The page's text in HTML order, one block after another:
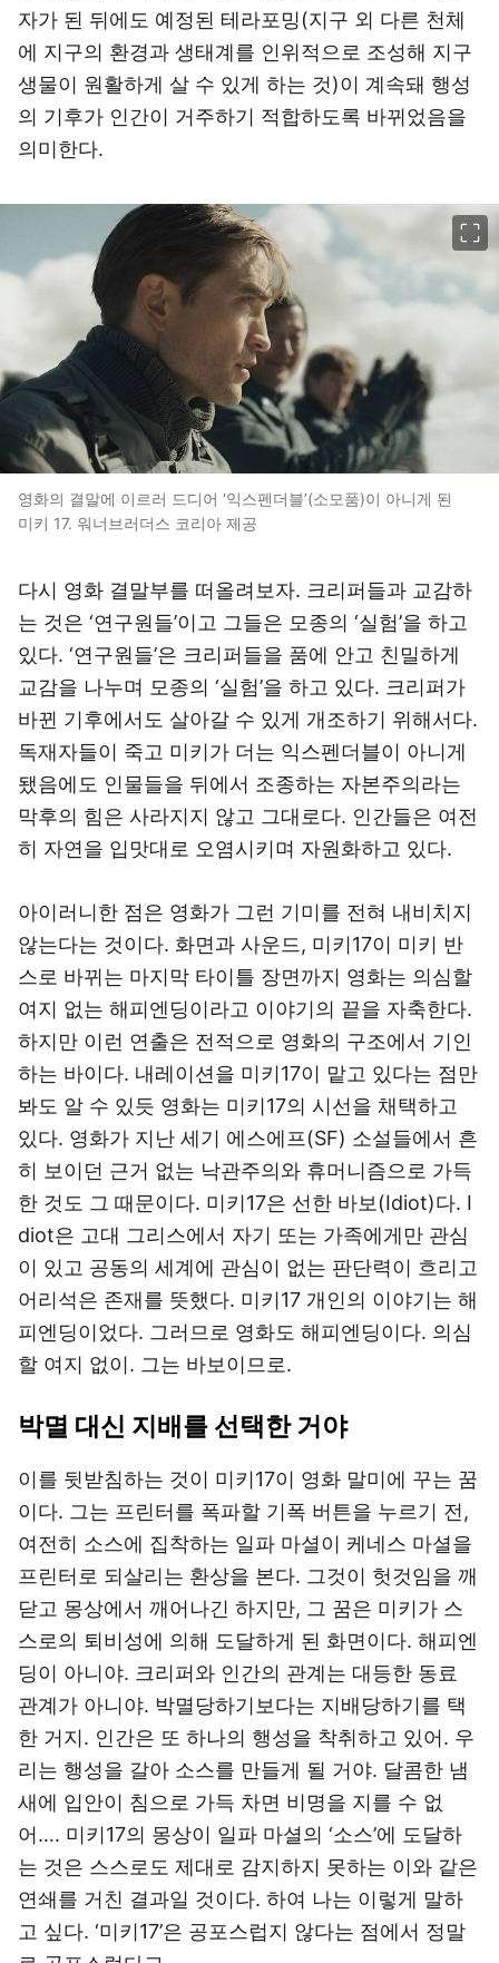
자가 된 뒤에도 예정된 테라포밍(지구 외 다른 천체
에 지구의 환경과 생태계를 인위적으로 조성해 지구
생물이 원활하게 살 수 있게 하는 것)이 계속돼 행성
의 기후가 인간이 거주하기 적합하도록 바뀌었음을
의미한다.
영화의 결말에 이르러 드디어 ‘익스펜더블’(소모품)이 아니게 된
미키 17. 워너브러더스 코리아 제공
다시 영화 결말부를 떠올려보자. 크리퍼들과 교감하
는 것은 ‘연구원들’이고 그들은 모종의 ‘실험’을 하고
있다. ‘연구원들’은 크리퍼들을 품에 안고 친밀하게
교감을 나누며 모종의 ‘실험’을 하고 있다. 크리퍼가
바뀐 기후에서도 살아갈 수 있게 개조하기 위해서다.
독재자들이 죽고 미키가 더는 익스펜더블이 아니게
됐음에도 인물들을 뒤에서 조종하는 자본주의라는
막후의 힘은 사라지지 않고 그대로다. 인간들은 여전
히 자연을 입맛대로 오염시키며 자원화하고 있다.
아이러니한 점은 영화가 그런 기미를 전혀 내비치지
않는다는 것이다. 화면과 사운드, 미키17이 미키 반
스로 바뀌는 마지막 타이틀 장면까지 영화는 의심할
여지 없는 해피엔딩이라고 이야기의 끝을 자축한다.
하지만 이런 연출은 전적으로 영화의 구조에서 기인
하는 바이다. 내레이션을 미키17이 맡고 있다는 점만
봐도 알 수 있듯 영화는 미키17의 시선을 채택하고
있다. 영화가 지난 세기 에스에프(SF) 소설들에서 흔
히 보이던 근거 없는 낙관주의와 휴머니즘으로 가득
한 것도 그 때문이다. 미키17은 선한 바보(Idiot)다. I
diot은 고대 그리스에서 자기 또는 가족에게만 관심
이 있고 공동의 세계에 관심이 없는 판단력이 흐리고
어리석은 존재를 뜻했다. 미키17 개인의 이야기는 해
피엔딩이었다. 그러므로 영화도 해피엔딩이다. 의심
할 여지 없이. 그는 바보이므로.
박멸 대신 지배를 선택한 거야
이를 뒷받침하는 것이 미키17이 영화 말미에 꾸는 꿈
이다. 그는 프린터를 폭파할 기폭 버튼을 누르기 전,
여전히 소스에 집착하는 일파 마셜이 케네스 마셜을
프린터로 되살리는 환상을 본다. 그것이 헛것임을 깨
닫고 몽상에서 깨어나긴 하지만, 그 꿈은 미키가 스
스로의 퇴비성에 의해 도달하게 된 화면이다. 해피엔
딩이 아니야. 크리퍼와 인간의 관계는 대등한 동료
관계가 아니야. 박멸당하기보다는 지배당하기를 택
한 거지. 인간은 또 하나의 행성을 착취하고 있어. 우
리는 행성을 갈아 소스를 만들게 될 거야. 달콤한 냄
새에 입안이 침으로 가득 차면 비명을 지를 수 없
어…. 미키17의 몽상이 일파 마셜의 ‘소스’에 도달하
는 것은 스스로도 제대로 감지하지 못하는 이와 같은
연쇄를 거친 결과일 것이다. 하여 나는 이렇게 말하
고 싶다. ‘미키17’은 공포스럽지 않다는 점에서 정말